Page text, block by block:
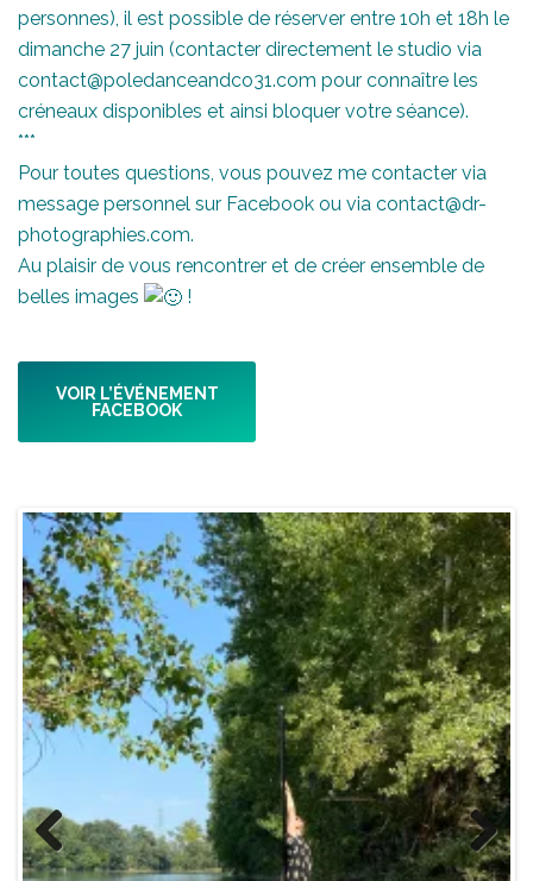
personnes), il est possible de réserver entre 10h et 18h le
dimanche 27 juin (contacter directement le studio via
contact@poledanceandco31.com pour connaître les
créneaux disponibles et ainsi bloquer votre séance).
***
Pour toutes questions, vous pouvez me contacter via
message personnel sur Facebook ou via contact@dr-
photographies.com.
Au plaisir de vous rencontrer et de créer ensemble de
belles images
!
VOIR L’ÉVÉNEMENT
FACEBOOK
Previ Next